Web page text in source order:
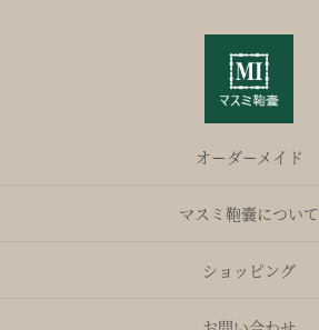
オーダーメイド
マスミ鞄嚢について
ショッピング